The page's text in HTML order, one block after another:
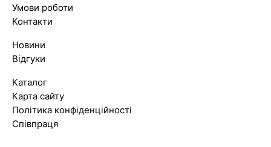
Умови роботи
Контакти
Новини
Відгуки
Каталог
Карта сайту
Політика конфіденційності
Співпраця